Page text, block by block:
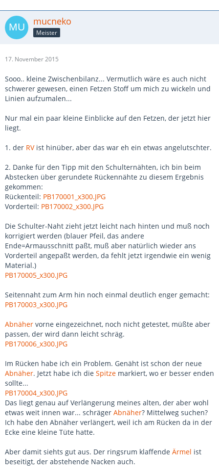
mucneko
Meister
17. November 2015
Sooo.. kleine Zwischenbilanz... Vermutlich wäre es auch nicht
schwerer gewesen, einen Fetzen Stoff um mich zu wickeln und
Linien aufzumalen...
Nur mal ein paar kleine Einblicke auf den Fetzen, der jetzt hier
liegt.
1. der RVist hinüber, aber das war eh ein etwas angelutschter.
2. Danke für den Tipp mit den Schulternähten, ich bin beim
Abstecken über gerundete Rückennähte zu diesem Ergebnis
gekommen:
Rückenteil: PB170001_x300.JPG
Vorderteil: PB170002_x300.JPG
Die Schulter-Naht zieht jetzt leicht nach hinten und muß noch
korrigiert werden (blauer Pfeil, das andere
Ende=Armausschnitt paßt, muß aber natürlich wieder ans
Vorderteil angepaßt werden, da fehlt jetzt irgendwie ein wenig
Material.)
PB170005_x300.JPG
Seitennaht zum Arm hin noch einmal deutlich enger gemacht:
PB170003_x300.JPG
Abnäher vorne eingezeichnet, noch nicht getestet, müßte aber
passen, der wird dann leicht schräg.
PB170006_x300.JPG
Im Rücken habe ich ein Problem. Genäht ist schon der neue
Abnäher. Jetzt habe ich die Spitze markiert, wo er besser enden
sollte...
PB170004_x300.JPG
Das liegt genau auf Verlängerung meines alten, der aber wohl
etwas weit innen war... schräger Abnäher? Mittelweg suchen?
Ich habe den Abnäher verlängert, weil ich am Rücken da in der
Ecke eine kleine Tüte hatte.
Aber damit siehts gut aus. Der ringsrum klaffende Ärmel ist
beseitigt, der abstehende Nacken auch.